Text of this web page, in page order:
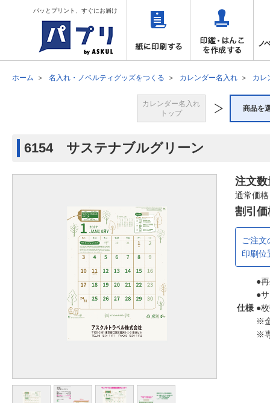
パッとプリント、すぐにお届け
ホーム 名入れ・ノベルティグッズをつくる カレンダー名入れ カレ
カレンダー名入れ
トップ
商品を
6154 サステナブルグリーン
注文数
通常価格
割引価
ご注文
印刷位
仕様
●
●
●
※
※